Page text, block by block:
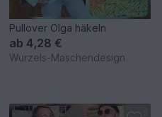
Pullover Olga häkeln
ab 4,28 €
Wurzels-Maschendesign